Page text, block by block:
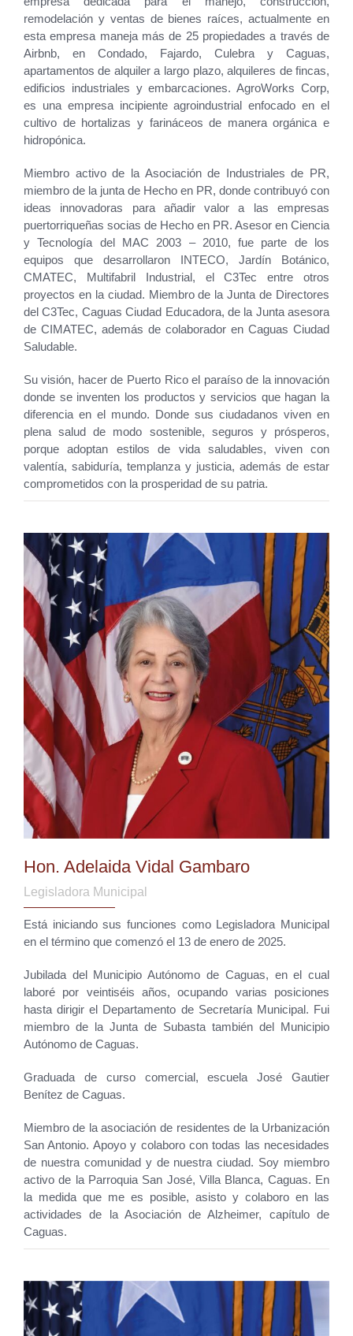
remodelación y ventas de bienes raíces, actualmente en
esta empresa maneja más de 25 propiedades a través de
Airbnb, en Condado, Fajardo, Culebra y Caguas,
apartamentos de alquiler a largo plazo, alquileres de fincas,
edificios industriales y embarcaciones. AgroWorks Corp,
es una empresa incipiente agroindustrial enfocado en el
cultivo de hortalizas y farináceos de manera orgánica e
hidropónica.
Miembro activo de la Asociación de Industriales de PR,
miembro de la junta de Hecho en PR, donde contribuyó con
ideas innovadoras para añadir valor a las empresas
puertorriqueñas socias de Hecho en PR. Asesor en Ciencia
y Tecnología del MAC 2003 – 2010, fue parte de los
equipos que desarrollaron INTECO, Jardín Botánico,
CMATEC, Multifabril Industrial, el C3Tec entre otros
proyectos en la ciudad. Miembro de la Junta de Directores
del C3Tec, Caguas Ciudad Educadora, de la Junta asesora
de CIMATEC, además de colaborador en Caguas Ciudad
Saludable.
Su visión, hacer de Puerto Rico el paraíso de la innovación
donde se inventen los productos y servicios que hagan la
diferencia en el mundo. Donde sus ciudadanos viven en
plena salud de modo sostenible, seguros y prósperos,
porque adoptan estilos de vida saludables, viven con
valentía, sabiduría, templanza y justicia, además de estar
comprometidos con la prosperidad de su patria.
Hon. Adelaida Vidal Gambaro
Legisladora Municipal
Está iniciando sus funciones como Legisladora Municipal
en el término que comenzó el 13 de enero de 2025.
Jubilada del Municipio Autónomo de Caguas, en el cual
laboré por veintiséis años, ocupando varias posiciones
hasta dirigir el Departamento de Secretaría Municipal. Fui
miembro de la Junta de Subasta también del Municipio
Autónomo de Caguas.
Graduada de curso comercial, escuela José Gautier
Benítez de Caguas.
Miembro de la asociación de residentes de la Urbanización
San Antonio. Apoyo y colaboro con todas las necesidades
de nuestra comunidad y de nuestra ciudad. Soy miembro
activo de la Parroquia San José, Villa Blanca, Caguas. En
la medida que me es posible, asisto y colaboro en las
actividades de la Asociación de Alzheimer, capítulo de
Caguas.